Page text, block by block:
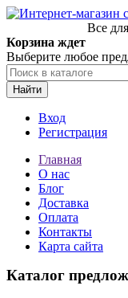
Все
Корзина ждет
Выберите любое
Найти
Вход
Регистрация
Главная
О нас
Блог
Доставка
Оплата
Контакты
Карта сайта
Каталог